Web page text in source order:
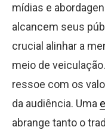
mídias e
alcancem seus
crucial alinhar a
meio de
ressoe com os
da audiência. Uma
abrange tanto o